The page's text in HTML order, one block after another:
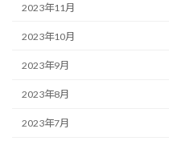
2023年11月
2023年10月
2023年9月
2023年8月
2023年7月